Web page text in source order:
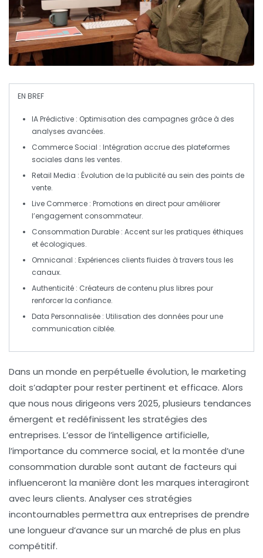
EN BREF
IA Prédictive : Optimisation des campagnes grâce à des
analyses avancées.
Commerce Social : Intégration accrue des plateformes
sociales dans les ventes.
Retail Media : Évolution de la publicité au sein des points de
vente.
Live Commerce : Promotions en direct pour améliorer
l’engagement consommateur.
Consommation Durable : Accent sur les pratiques éthiques
et écologiques.
Omnicanal : Expériences clients fluides à travers tous les
canaux.
Authenticité : Créateurs de contenu plus libres pour
renforcer la confiance.
Data Personnalisée : Utilisation des données pour une
communication ciblée.
Dans un monde en perpétuelle évolution, le marketing
doit s’adapter pour rester pertinent et efficace. Alors
que nous nous dirigeons vers 2025, plusieurs tendances
émergent et redéfinissent les stratégies des
entreprises. L’essor de l’intelligence artificielle,
l’importance du commerce social, et la montée d’une
consommation durable sont autant de facteurs qui
influenceront la manière dont les marques interagiront
avec leurs clients. Analyser ces stratégies
incontournables permettra aux entreprises de prendre
une longueur d’avance sur un marché de plus en plus
compétitif.